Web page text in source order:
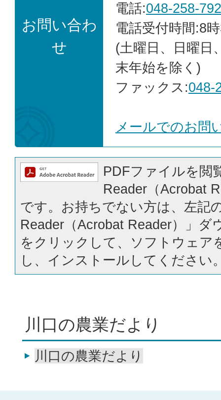
お問い合わ
せ
電話:048-258-
電話受付時間:8
(土曜日、日曜日
末年始を除く)
ファックス:048-
メールでのお問
PDFファイルを閲
Reader（Acrobat
です。お持ちでない方は、左記
Reader（Acrobat Reader）」ダ
をクリックして、ソフトウェア
し、インストールしてください
川口の農業だより
川口の農業だより